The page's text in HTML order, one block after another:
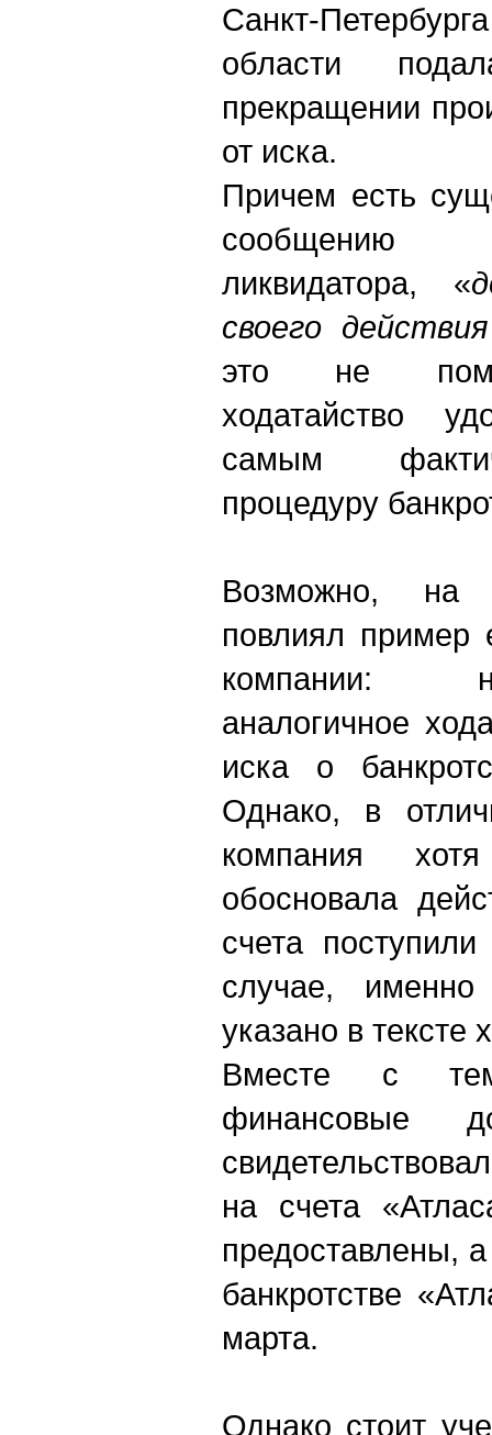
Санкт-
области
прекращении
от иска.
Причем есть
сообщению
ликвидатора, «
своего
это не
ходатайство
самым
процедуру
Возможно, на
повлиял пример
компании:
аналогичное
иска о
Однако, в
компания
обосновала
счета
случае, именно
указано в тексте
Вместе с тем
финансовые
на счета
предоставлены,
банкротстве
марта.
Однако стоит